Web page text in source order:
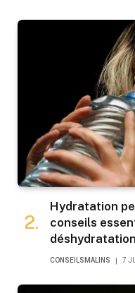
Hydratation
conseils
CONSEILSMALINS 7